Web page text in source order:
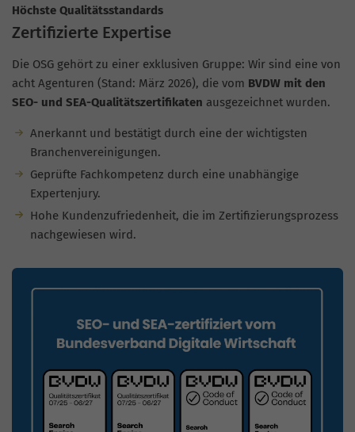
Höchste Qualitätsstandards
Zertifizierte Expertise
Die OSG gehört zu einer exklusiven Gruppe: Wir sind eine von
acht Agenturen (Stand: März 2026), die vom BVDW mit den
SEO- und SEA-Qualitätszertifikaten ausgezeichnet wurden.
Anerkannt und bestätigt durch eine der wichtigsten
Branchenvereinigungen.
Geprüfte Fachkompetenz durch eine unabhängige
Expertenjury.
Hohe Kundenzufriedenheit, die im Zertifizierungsprozess
nachgewiesen wird.